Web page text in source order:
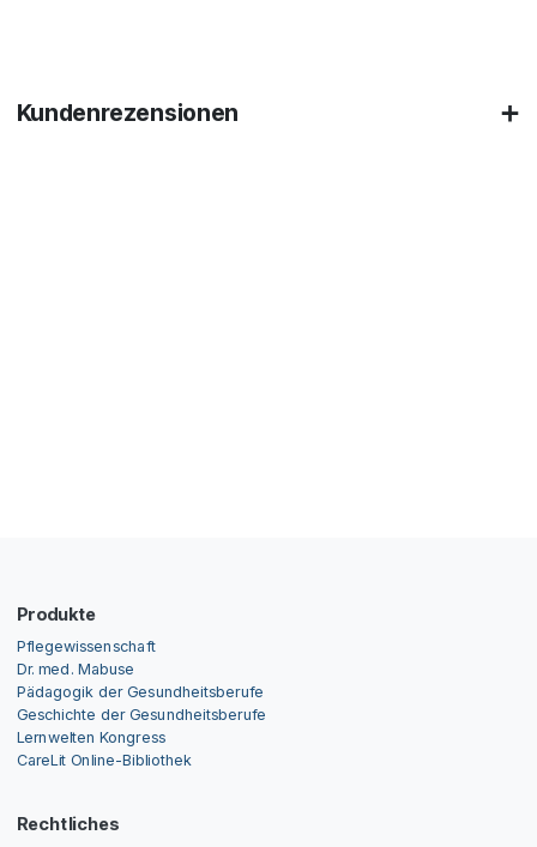
Kundenrezensionen
Produkte
Pflegewissenschaft
Dr. med. Mabuse
Pädagogik der Gesundheitsberufe
Geschichte der Gesundheitsberufe
Lernwelten Kongress
CareLit Online-Bibliothek
Rechtliches